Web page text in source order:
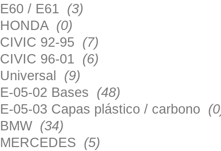
E60 / E61 (3)
HONDA (0)
CIVIC 92-95 (7)
CIVIC 96-01 (6)
Universal (9)
E-05-02 Bases (48)
E-05-03 Capas plástico / carbono
BMW (34)
MERCEDES (5)